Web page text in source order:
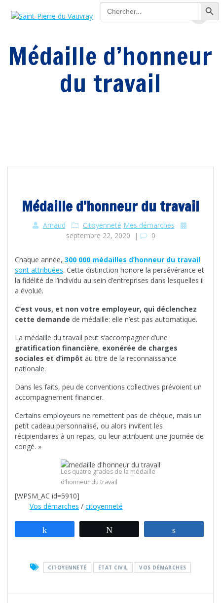
Search Search Button
Passer
au
Médaille d’honneur
du travail
Médaille d’honneur du travail
Arnaud Citoyenneté Mes démarches
septembre 22, 2020 | 0
Chaque année, 300 000 médailles d’honneur du travail
sont attribuées. Cette distinction honore la persévérance et
la fidélité de l’individu au sein d’entreprises dans lesquelles il
a évolué.
C’est vous, et non votre employeur, qui déclenchez
cette demande de médaille: elle n’est pas automatique.
La médaille du travail peut s’accompagner d’une
gratification financière, exonérée de charges
sociales et d’impôt au titre de la reconnaissance
nationale.
Dans les faits, peu de conventions collectives prévoient un
accompagnement financier.
Certains employeurs ne remettent pas de chèque, mais un
petit cadeau personnalisé, ou alors invitent les
récipiendaires à un repas, ou leur attribuent une journée de
congé. »
Les quatre grades de la médaille
d’honneur du travail
[WPSM_AC id=5910]
Vos démarches / citoyenneté
CITOYENNETÉ ÉTAT CIVIL VOS DÉMARCHES